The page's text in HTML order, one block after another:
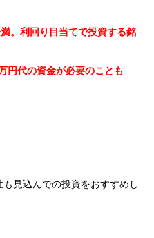
。利回り目当てで投資する銘
円代の資金が必要のことも
見込んでの投資をおすすめし